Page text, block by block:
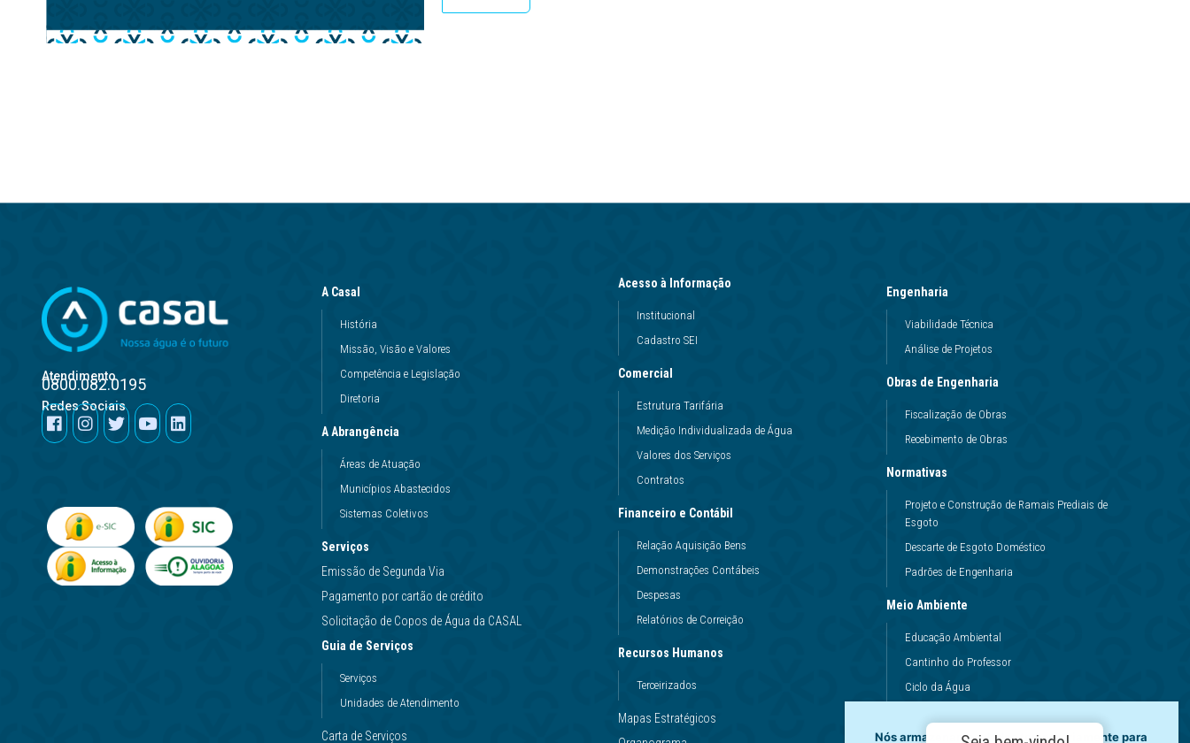
Atendimento
0800.082.0195
Redes Sociais
A Casal
História
Missão, Visão e Valores
Competência e Legislação
Diretoria
A Abrangência
Áreas de Atuação
Municípios Abastecidos
Sistemas Coletivos
Serviços
Emissão de Segunda Via
Pagamento por cartão de crédito
Solicitação de Copos de Água da CASAL
Guia de Serviços
Serviços
Unidades de Atendimento
Carta de Serviços
Acesso à Informação
Institucional
Cadastro SEI
Comercial
Estrutura Tarifária
Medição Individualizada de Água
Valores dos Serviços
Contratos
Financeiro e Contábil
Relação Aquisição Bens
Demonstrações Contábeis
Despesas
Relatórios de Correição
Recursos Humanos
Terceirizados
Mapas Estratégicos
Engenharia
Viabilidade Técnica
Análise de Projetos
Obras de Engenharia
Fiscalização de Obras
Recebimento de Obras
Normativas
Projeto e Construção de Ramais Prediais de
Esgoto
Descarte de Esgoto Doméstico
Padrões de Engenharia
Meio Ambiente
Educação Ambiental
Cantinho do Professor
Ciclo da Água
Dinâmicas da Escola
Nós armazenamos dados temporariamente para